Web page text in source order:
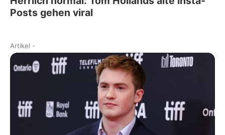
Posts gehen viral
Artikel -